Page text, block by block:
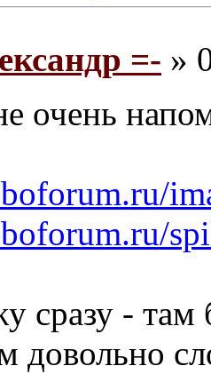
=- »
очень
сразу -
довольно